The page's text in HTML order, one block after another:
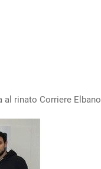
al rinato Corriere Elbano